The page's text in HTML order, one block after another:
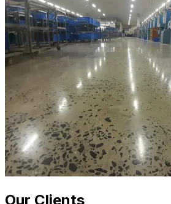
Our Clients